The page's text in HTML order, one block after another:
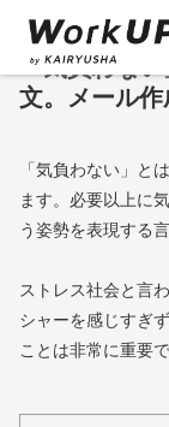
「気負わな
文。メール
「気負わない」と
ます。必要以上に
う姿勢を表現する言
ストレス社会と言
シャーを感じすぎ
ことは非常に重要で